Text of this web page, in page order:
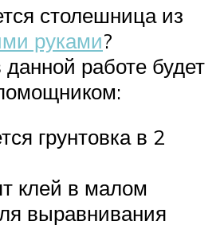
столешница из
руками?
работе будет
грунтовка в 2
клей в малом
выравнивания